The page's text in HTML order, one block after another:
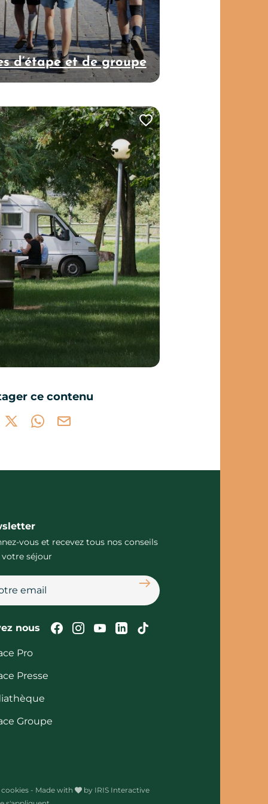
d’étape et de groupe
Ajouter cette
ce contenu
sur Facebook (nouvelle fenêtre)
Partager sur X / Twitter (nouvelle fenêtre)
Partager sur WhatsApp
Partager par mail
vous et recevez tous nos conseils
séjour
S'abonner
nous Suivez-nous sur Facebook
Suivez-nous sur Instagram
Suivez-nous sur Youtube
Suivez-nous sur
Pro
Presse
Groupe
- Made with by IRIS Interactive